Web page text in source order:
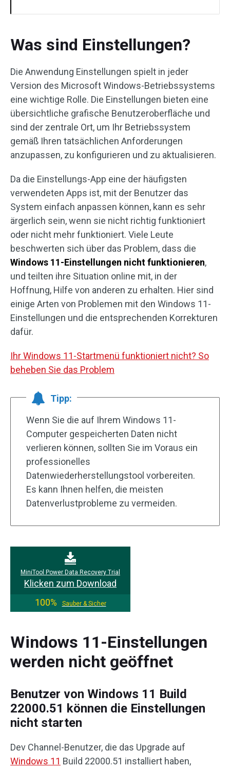
Was sind Einstellungen?
Die Anwendung Einstellungen spielt in jeder
Version des Microsoft Windows-Betriebssystems
eine wichtige Rolle. Die Einstellungen bieten eine
übersichtliche grafische Benutzeroberfläche und
sind der zentrale Ort, um Ihr Betriebssystem
gemäß Ihren tatsächlichen Anforderungen
anzupassen, zu konfigurieren und zu aktualisieren.
Da die Einstellungs-App eine der häufigsten
verwendeten Apps ist, mit der Benutzer das
System einfach anpassen können, kann es sehr
ärgerlich sein, wenn sie nicht richtig funktioniert
oder nicht mehr funktioniert. Viele Leute
beschwerten sich über das Problem, dass die
Windows 11-Einstellungen nicht funktionieren,
und teilten ihre Situation online mit, in der
Hoffnung, Hilfe von anderen zu erhalten. Hier sind
einige Arten von Problemen mit den Windows 11-
Einstellungen und die entsprechenden Korrekturen
dafür.
Ihr Windows 11-Startmenü funktioniert nicht? So
beheben Sie das Problem
Tipp:
Wenn Sie die auf Ihrem Windows 11-
Computer gespeicherten Daten nicht
verlieren können, sollten Sie im Voraus ein
professionelles
Datenwiederherstellungstool vorbereiten.
Es kann Ihnen helfen, die meisten
Datenverlustprobleme zu vermeiden.
MiniTool Power Data Recovery Trial
Klicken zum Download
100%
Sauber & Sicher
Windows 11-Einstellungen
werden nicht geöffnet
Benutzer von Windows 11 Build
22000.51 können die Einstellungen
nicht starten
Dev Channel-Benutzer, die das Upgrade auf
Windows 11 Build 22000.51 installiert haben,